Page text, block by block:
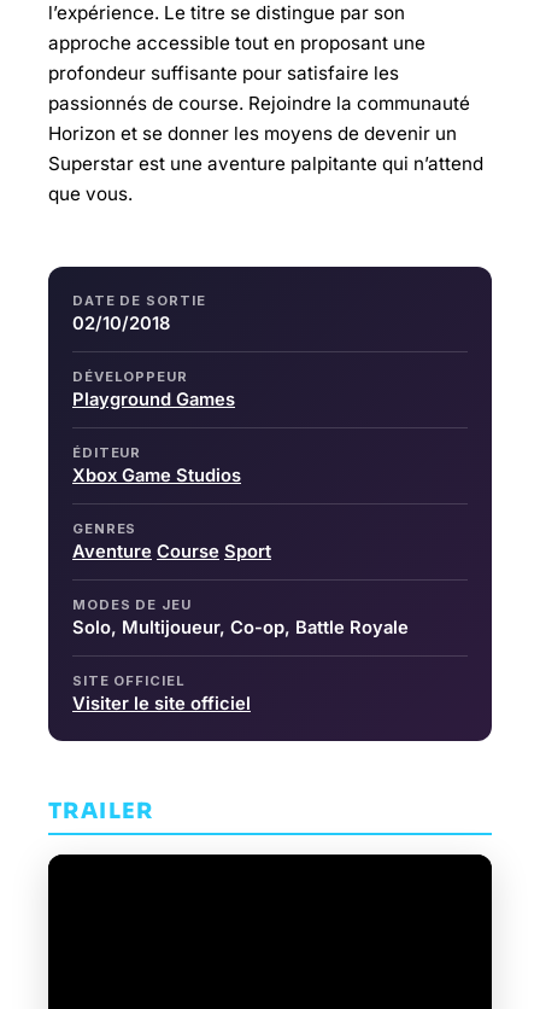
l’expérience. Le titre se distingue par son
approche accessible tout en proposant une
profondeur suffisante pour satisfaire les
passionnés de course. Rejoindre la communauté
Horizon et se donner les moyens de devenir un
Superstar est une aventure palpitante qui n’attend
que vous.
DATE DE SORTIE
02/10/2018
DÉVELOPPEUR
Playground Games
ÉDITEUR
Xbox Game Studios
GENRES
Aventure Course Sport
MODES DE JEU
Solo, Multijoueur, Co-op, Battle Royale
SITE OFFICIEL
Visiter le site officiel
TRAILER